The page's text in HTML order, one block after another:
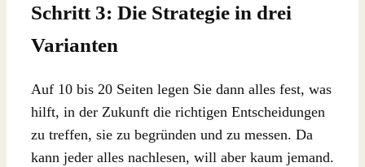
Schritt 3: Die Strategie in drei
Varianten
Auf 10 bis 20 Seiten legen Sie dann alles fest, was
hilft, in der Zukunft die richtigen Entscheidungen
zu treffen, sie zu begründen und zu messen. Da
kann jeder alles nachlesen, will aber kaum jemand.